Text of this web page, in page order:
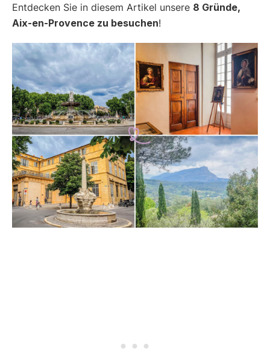
Entdecken Sie in diesem Artikel unsere 8 Gründe,
Aix-en-Provence zu besuchen!